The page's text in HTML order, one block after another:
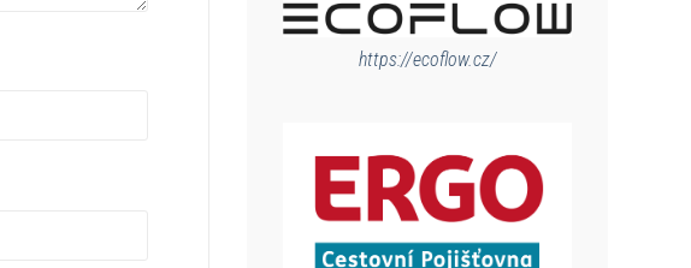
https://ecoflow.cz/